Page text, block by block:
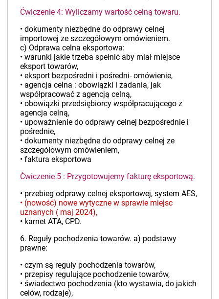
Ćwiczenie 4: Wyliczamy wartość celną towaru.
• dokumenty niezbędne do odprawy celnej
importowej ze szczegółowym omówieniem.
c) Odprawa celna eksportowa:
• warunki jakie trzeba spełnić aby miał miejsce
eksport towarów,
• eksport bezpośredni i pośredni- omówienie,
• agencja celna : obowiązki i zadania, jak
współpracować z agencją celną,
• obowiązki przedsiębiorcy współpracującego z
agencja celną,
• upoważnienie do odprawy celnej bezpośrednie i
pośrednie,
• dokumenty niezbędne do odprawy celnej ze
szczegółowym omówieniem,
• faktura eksportowa
Ćwiczenie 5 : Przygotowujemy fakturę eksportową.
• przebieg odprawy celnej eksportowej, system AES,
• (nowość) nowe wytyczne w sprawie miejsc
uznanych ( maj 2024),
• karnet ATA, CPD.
6. Reguły pochodzenia towarów. a) podstawy
prawne:
• czym są reguły pochodzenia towarów,
• przepisy regulujące pochodzenie towarów,
• świadectwo pochodzenia (kto wystawia, do jakich
celów, rodzaje),